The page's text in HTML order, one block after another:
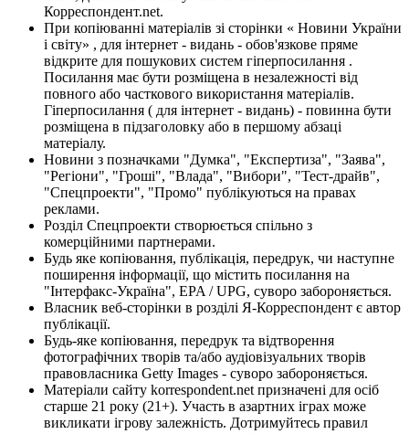
Корреспондент.net.
При копіюванні матеріалів зі сторінки « Новини України
і світу» , для інтернет - видань - обов'язкове пряме
відкрите для пошукових систем гіперпосилання .
Посилання має бути розміщена в незалежності від
повного або часткового використання матеріалів.
Гіперпосилання ( для інтернет - видань) - повинна бути
розміщена в підзаголовку або в першому абзаці
матеріалу.
Новини з позначками "Думка", "Експертиза", "Заява",
"Регіони", "Гроші", "Влада", "Вибори", "Тест-драйв",
"Спецпроекти", "Промо" публікуються на правах
реклами.
Розділ Спецпроекти створюється спільно з
комерційними партнерами.
Будь яке копіювання, публікація, передрук, чи наступне
поширення інформації, що містить посилання на
"Інтерфакс-Україна", EPA / UPG, суворо забороняється.
Власник веб-сторінки в розділі Я-Корреспондент є автор
публікації.
Будь-яке копіювання, передрук та відтворення
фотографічних творів та/або аудіовізуальних творів
правовласника Getty Images - суворо забороняється.
Матеріали сайту korrespondent.net призначені для осіб
старше 21 року (21+). Участь в азартних іграх може
викликати ігрову залежність. Дотримуйтесь правил